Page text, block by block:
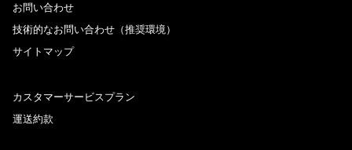
お問い合わせ
技術的なお問い合わせ（推奨環境）
サイトマップ
カスタマーサービスプラン
運送約款